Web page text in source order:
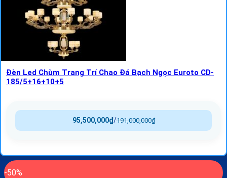
Đèn Led Chùm Trang Trí Chao Đá Bạch Ngọc Euroto CD-
185/5+16+10+5
191,000,000₫
/
95,500,000₫
-50%